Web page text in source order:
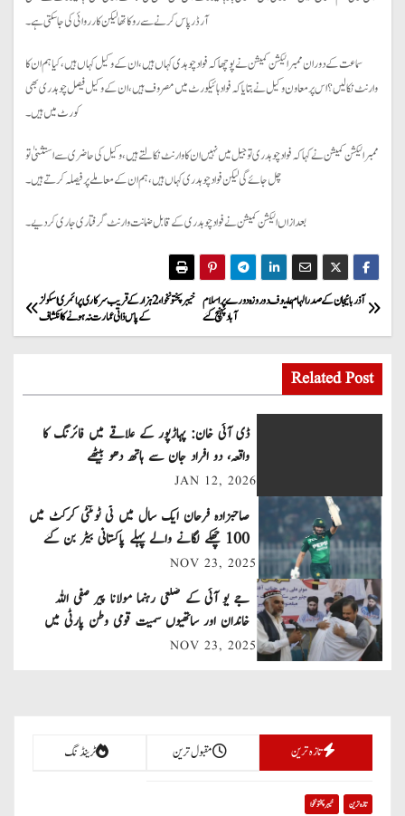
آرڈر پاس کرنے سے روکا تھا لیکن کارروائی کی جاسکتی ہے۔
سماعت کے دوران ممبر الیکشن کمیشن نے پوچھا کہ فواد چوہدی کہاں ہیں، ان کے وکیل کہاں ہیں،کیا ہم ان کا
وارنٹ نکالیں؟ اس پر معاون وکیل نے بتایا کہ فواد ہائیکورٹ میں مصروف ہیں، ان کے وکیل فیصل چوہدری بھی
کورٹ میں ہیں۔
ممبر الیکشن کمیشن نے کہا کہ فواد چوہدری تو جیل میں نہیں ان کا وارنٹ نکالتے ہیں، وکیل کی حاضری سے استثنیٰ تو
چل جائے گی لیکن فواد چوہدری کہاں ہیں ، ہم ان کے معاملے پر فیصلہ کرتے ہیں۔
بعد ازاں الیکشن کمیشن نے فواد چوہدری کے قابل ضمانت وارنٹ گرفتاری جاری کر دیے۔
P
o
s
t
a
v
i
g
a
o
n
خیبر پختونخوا، 2ہزار کے قریب سرکاری پرائمری اسکولز
کے پاس ذاتی عمارت نہ ہونے کا انکشاف
آذربائیجان کے صدر الہام علیوف دو روزہ دورے پر اسلام
آباد پہنچ گئے
Related Post
ڈی آئی خان: پہاڑپور کے علاقے میں فائرنگ کا
واقعہ، دو افراد جان سے ہاتھ دھو بیٹھے
JAN 12, 2026
صاحبزادہ فرحان ایک سال میں ٹی ٹوئنٹی کرکٹ میں
100 چھکے لگانے والے پہلے پاکستانی بیٹر بن گئے
NOV 23, 2025
جے یو آئی کے ضلعی رہنما مولانا پیر صفی اللہ
خاندان اور ساتھیوں سمیت قومی وطن پارٹی میں
شامل
NOV 23, 2025
تازہ ترین مقبول ترین ٹرینڈنگ
تازہ ترین خیبر پختونخوا